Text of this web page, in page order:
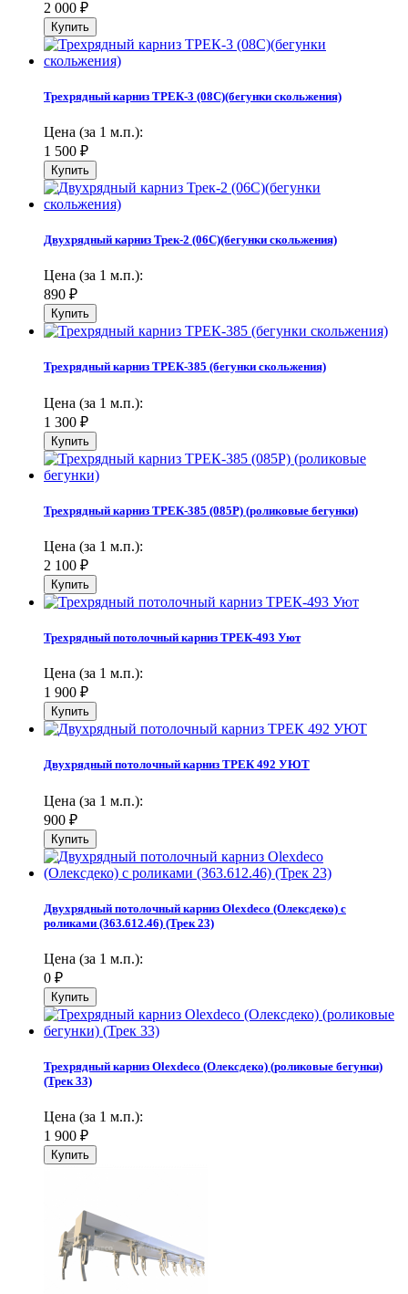
2 000 ₽
Трехрядный карниз ТРЕК-3 (08С)(бегунки скольжения)
Цена (за 1 м.п.):
1 500 ₽
Двухрядный карниз Трек-2 (06С)(бегунки скольжения)
Цена (за 1 м.п.):
890 ₽
Трехрядный карниз ТРЕК-385 (бегунки скольжения)
Цена (за 1 м.п.):
1 300 ₽
Трехрядный карниз ТРЕК-385 (085Р) (роликовые бегунки)
Цена (за 1 м.п.):
2 100 ₽
Трехрядный потолочный карниз ТРЕК-493 Уют
Цена (за 1 м.п.):
1 900 ₽
Двухрядный потолочный карниз ТРЕК 492 УЮТ
Цена (за 1 м.п.):
900 ₽
Двухрядный потолочный карниз Olexdeco (Олексдеко) c
роликами (363.612.46) (Трек 23)
Цена (за 1 м.п.):
0 ₽
Трехрядный карниз Olexdeco (Олексдеко) (роликовые бегунки)
(Трек 33)
Цена (за 1 м.п.):
1 900 ₽